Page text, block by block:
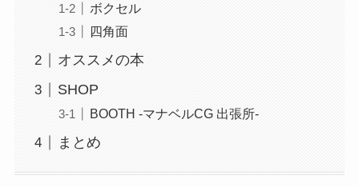
ボクセル
四角面
オススメの本
SHOP
BOOTH -マナベルCG 出張所-
まとめ